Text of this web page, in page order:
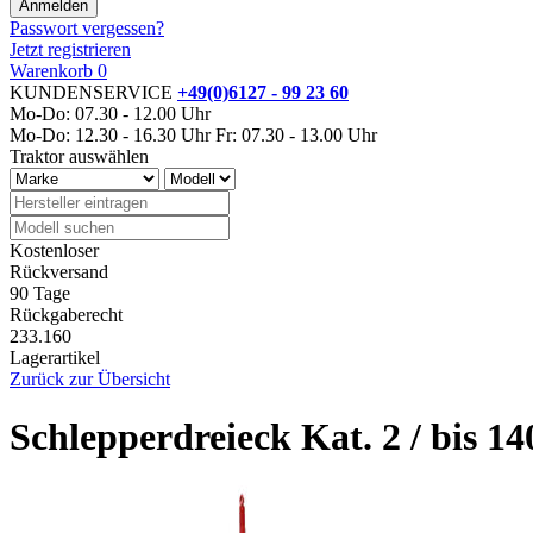
Passwort vergessen?
Jetzt registrieren
Warenkorb 0
KUNDENSERVICE +49(0)6127 - 99 23 60
Mo-Do: 07.30 - 12.00 Uhr
Mo-Do: 12.30 - 16.30 Uhr Fr: 07.30 - 13.00 Uhr
Traktor auswählen
Kostenloser
Rückversand
90 Tage
Rückgaberecht
233.160
Lagerartikel
Zurück zur Übersicht
Schlepperdreieck Kat. 2 / bis